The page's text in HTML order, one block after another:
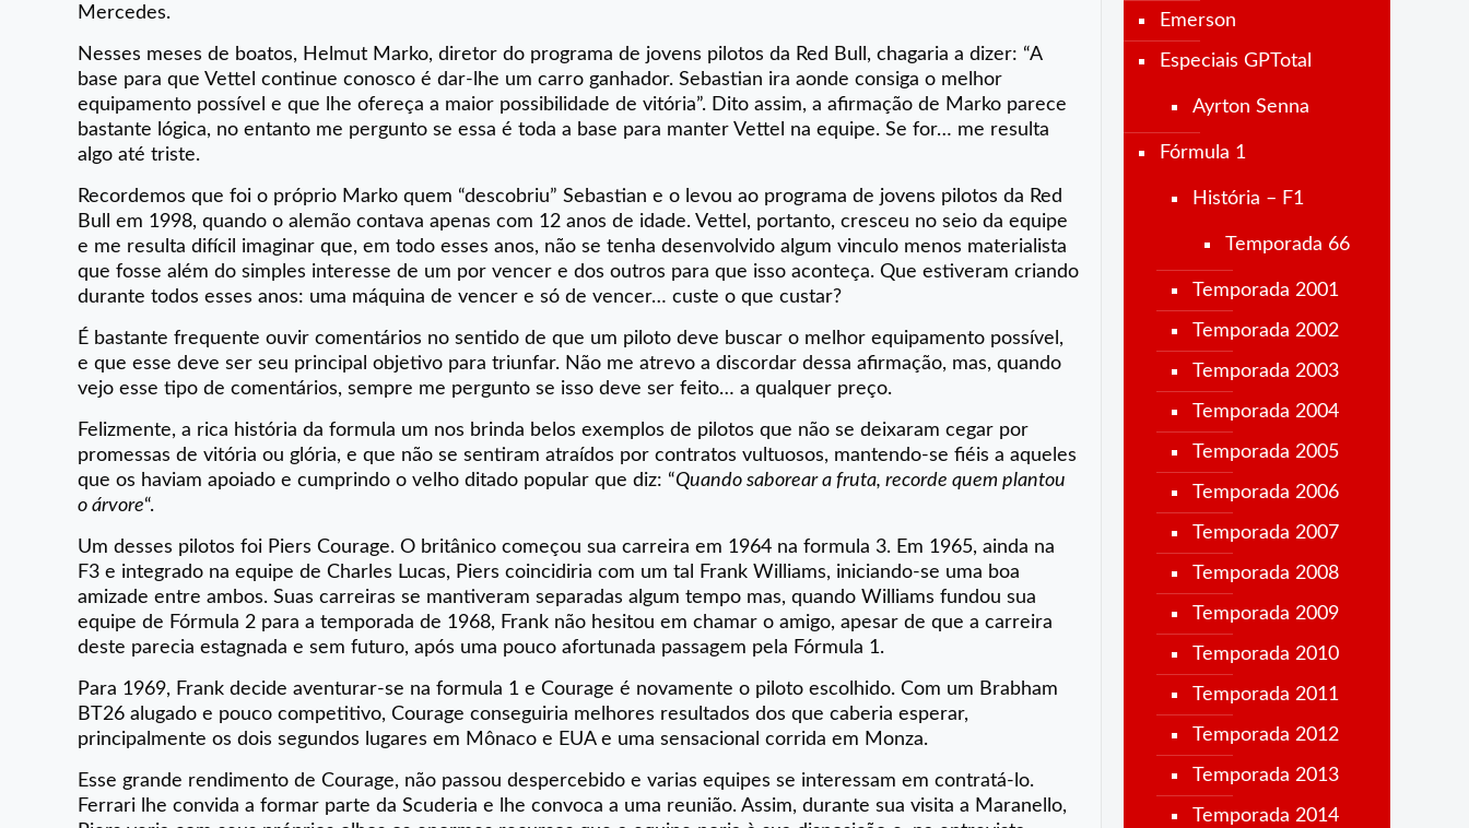
Mercedes.
Nesses meses de boatos, Helmut Marko, diretor do programa de jovens pilotos da Red Bull, chagaria a dizer: “A
base para que Vettel continue conosco é dar-lhe um carro ganhador. Sebastian ira aonde consiga o melhor
equipamento possível e que lhe ofereça a maior possibilidade de vitória”. Dito assim, a afirmação de Marko parece
bastante lógica, no entanto me pergunto se essa é toda a base para manter Vettel na equipe. Se for… me resulta
algo até triste.
Recordemos que foi o próprio Marko quem “descobriu” Sebastian e o levou ao programa de jovens pilotos da Red
Bull em 1998, quando o alemão contava apenas com 12 anos de idade. Vettel, portanto, cresceu no seio da equipe
e me resulta difícil imaginar que, em todo esses anos, não se tenha desenvolvido algum vinculo menos materialista
que fosse além do simples interesse de um por vencer e dos outros para que isso aconteça. Que estiveram criando
durante todos esses anos: uma máquina de vencer e só de vencer… custe o que custar?
É bastante frequente ouvir comentários no sentido de que um piloto deve buscar o melhor equipamento possível,
e que esse deve ser seu principal objetivo para triunfar. Não me atrevo a discordar dessa afirmação, mas, quando
vejo esse tipo de comentários, sempre me pergunto se isso deve ser feito… a qualquer preço.
Felizmente, a rica história da formula um nos brinda belos exemplos de pilotos que não se deixaram cegar por
promessas de vitória ou glória, e que não se sentiram atraídos por contratos vultuosos, mantendo-se fiéis a aqueles
que os haviam apoiado e cumprindo o velho ditado popular que diz: “Quando saborear a fruta, recorde quem plantou
o árvore“.
Um desses pilotos foi Piers Courage. O britânico começou sua carreira em 1964 na formula 3. Em 1965, ainda na
F3 e integrado na equipe de Charles Lucas, Piers coincidiria com um tal Frank Williams, iniciando-se uma boa
amizade entre ambos. Suas carreiras se mantiveram separadas algum tempo mas, quando Williams fundou sua
equipe de Fórmula 2 para a temporada de 1968, Frank não hesitou em chamar o amigo, apesar de que a carreira
deste parecia estagnada e sem futuro, após uma pouco afortunada passagem pela Fórmula 1.
Para 1969, Frank decide aventurar-se na formula 1 e Courage é novamente o piloto escolhido. Com um Brabham
BT26 alugado e pouco competitivo, Courage conseguiria melhores resultados dos que caberia esperar,
principalmente os dois segundos lugares em Mônaco e EUA e uma sensacional corrida em Monza.
Esse grande rendimento de Courage, não passou despercebido e varias equipes se interessam em contratá-lo.
Ferrari lhe convida a formar parte da Scuderia e lhe convoca a uma reunião. Assim, durante sua visita a Maranello,
Emerson
Especiais GPTotal
Ayrton Senna
Fórmula 1
História – F1
Temporada 66
Temporada 2001
Temporada 2002
Temporada 2003
Temporada 2004
Temporada 2005
Temporada 2006
Temporada 2007
Temporada 2008
Temporada 2009
Temporada 2010
Temporada 2011
Temporada 2012
Temporada 2013
Temporada 2014